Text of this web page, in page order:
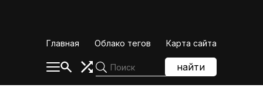
Главная
Облако тегов Карта сайта
найти